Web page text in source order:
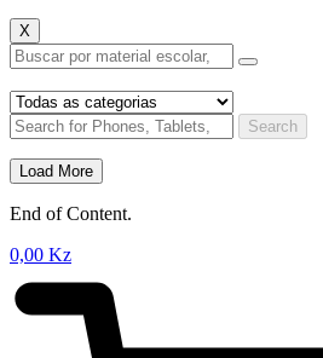
X
Search
Load More
End of Content.
0,00 Kz